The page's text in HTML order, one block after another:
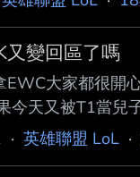
年那些老人ad退光
到就好恐怖==！ --
又變回區了嗎
EWC大家都很開
今天又被T1當兒
了嗎 --
· 英雄聯盟 LoL ·